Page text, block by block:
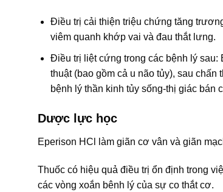
Điều trị cải thiện triệu chứng tăng
viêm quanh khớp vai và đau thắt lưng.
Điều trị liệt cứng trong các bệnh lý sau:
thuật (bao gồm cả u não tủy), sau
bệnh lý thần kinh tủy sống-thị giác bán
Dược lực học
Eperison HCl làm giãn cơ vân và giãn
Thuốc có hiệu quả điều trị ổn định trong
các vòng xoắn bênh lý của sự co thắt cơ.